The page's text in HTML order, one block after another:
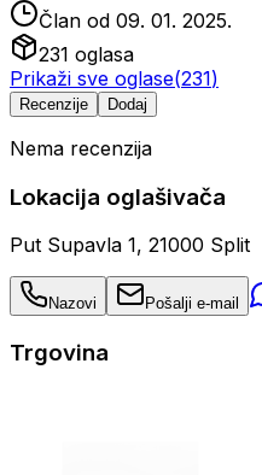
Član od 09. 01. 2025.
231 oglasa
Prikaži sve oglase(231)
Recenzije Dodaj
Nema recenzija
Lokacija oglašivača
Put Supavla 1, 21000 Split
Nazovi Pošalji e-mail
Trgovina